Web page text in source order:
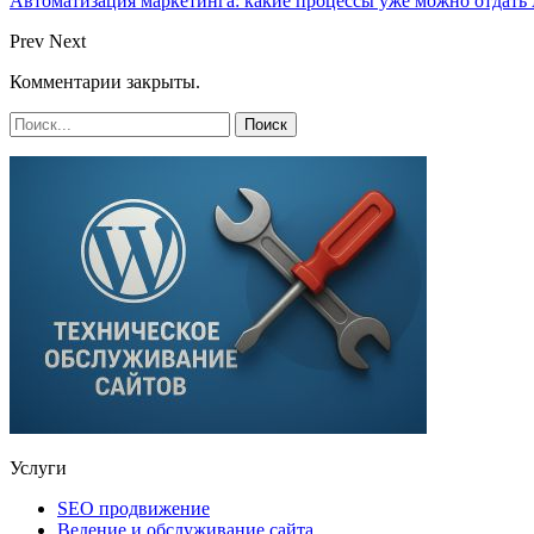
Prev Next
Комментарии закрыты.
Услуги
SEO продвижение
Ведение и обслуживание сайта